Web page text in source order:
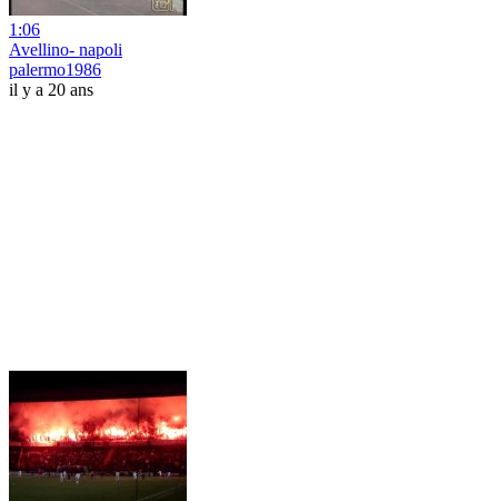
1:06
Avellino- napoli
palermo1986
il y a 20 ans